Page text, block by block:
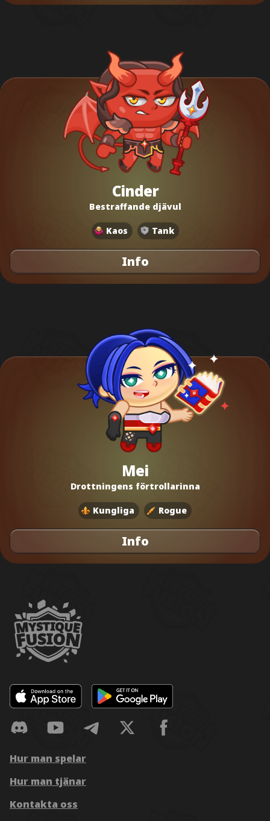
Cinder
Bestraffande djävul
Kaos Tank
Info
Mei
Drottningens förtrollarinna
Kungliga Rogue
Info
Hur man spelar
Hur man tjänar
Kontakta oss